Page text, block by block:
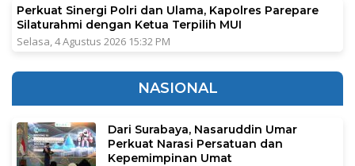
Perkuat Sinergi Polri dan Ulama, Kapolres Parepare
Silaturahmi dengan Ketua Terpilih MUI
Selasa, 4 Agustus 2026 15:32 PM
NASIONAL
Dari Surabaya, Nasaruddin Umar
Perkuat Narasi Persatuan dan
Kepemimpinan Umat